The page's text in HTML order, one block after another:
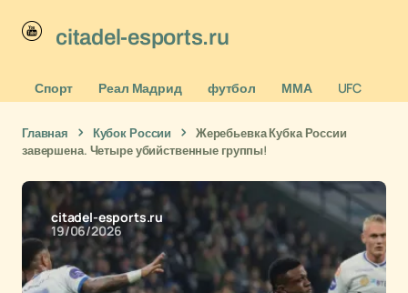
citadel-esports.ru
Спорт Реал Мадрид футбол ММА UFC
Главная Кубок России
Жеребьевка Кубка России
завершена. Четыре убийственные группы!
citadel-esports.ru
19/06/2026